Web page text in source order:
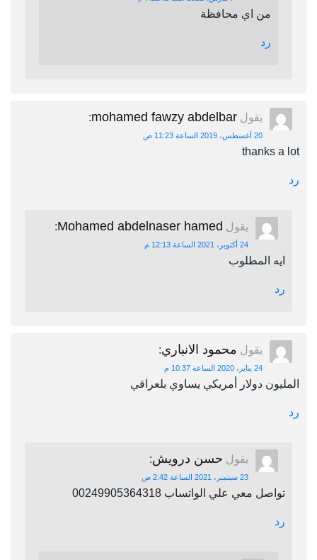
من اي محافظة
رد
يقول mohamed fawzy abdelbar
:
20 أغسطس، 2019 الساعة 11:23 ص
thanks a lot
رد
يقول Mohamed abdelnaser hamed
:
24 أكتوبر، 2021 الساعة 12:13 م
ايه المطلوب
رد
يقول محمود الانباري:
24 يناير، 2020 الساعة 10:37 م
المليون دولار أمريكي يساوي بلعراقي
رد
يقول حسن درويش:
23 سبتمبر، 2021 الساعة 2:42 ص
تواصل معي علي الواتساب 00249905364318
رد